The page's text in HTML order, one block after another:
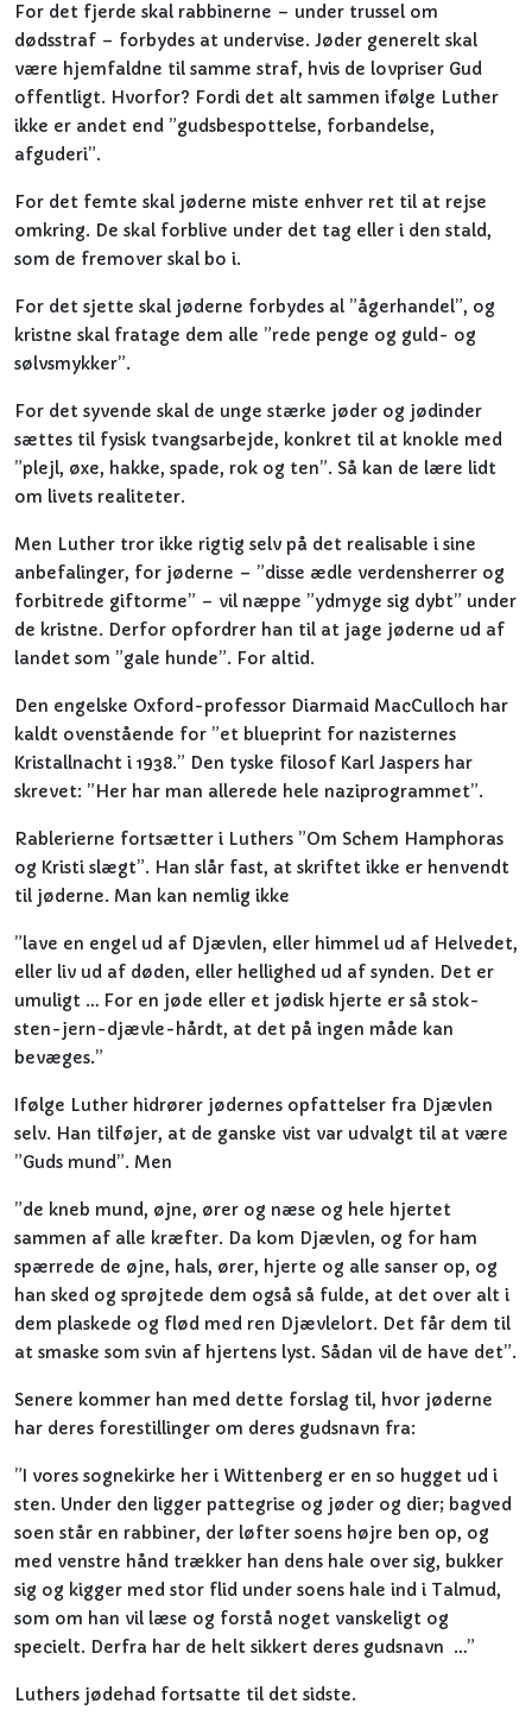
For det fjerde skal rabbinerne – under trussel om
dødsstraf – forbydes at undervise. Jøder generelt skal
være hjemfaldne til samme straf, hvis de lovpriser Gud
offentligt. Hvorfor? Fordi det alt sammen ifølge Luther
ikke er andet end ”gudsbespottelse, forbandelse,
afguderi”.
For det femte skal jøderne miste enhver ret til at rejse
omkring. De skal forblive under det tag eller i den stald,
som de fremover skal bo i.
For det sjette skal jøderne forbydes al ”ågerhandel”, og
kristne skal fratage dem alle ”rede penge og guld- og
sølvsmykker”.
For det syvende skal de unge stærke jøder og jødinder
sættes til fysisk tvangsarbejde, konkret til at knokle med
”plejl, øxe, hakke, spade, rok og ten”. Så kan de lære lidt
om livets realiteter.
Men Luther tror ikke rigtig selv på det realisable i sine
anbefalinger, for jøderne – ”disse ædle verdensherrer og
forbitrede giftorme” – vil næppe ”ydmyge sig dybt” under
de kristne. Derfor opfordrer han til at jage jøderne ud af
landet som ”gale hunde”. For altid.
Den engelske Oxford-professor Diarmaid MacCulloch har
kaldt ovenstående for ”et blueprint for nazisternes
Kristallnacht i 1938.” Den tyske filosof Karl Jaspers har
skrevet: ”Her har man allerede hele naziprogrammet”.
Rablerierne fortsætter i Luthers ”Om Schem Hamphoras
og Kristi slægt”. Han slår fast, at skriftet ikke er henvendt
til jøderne. Man kan nemlig ikke
”lave en engel ud af Djævlen, eller himmel ud af Helvedet,
eller liv ud af døden, eller hellighed ud af synden. Det er
umuligt … For en jøde eller et jødisk hjerte er så stok-
sten-jern-djævle-hårdt, at det på ingen måde kan
bevæges.”
Ifølge Luther hidrører jødernes opfattelser fra Djævlen
selv. Han tilføjer, at de ganske vist var udvalgt til at være
”Guds mund”. Men
”de kneb mund, øjne, ører og næse og hele hjertet
sammen af alle kræfter. Da kom Djævlen, og for ham
spærrede de øjne, hals, ører, hjerte og alle sanser op, og
han sked og sprøjtede dem også så fulde, at det over alt i
dem plaskede og flød med ren Djævlelort. Det får dem til
at smaske som svin af hjertens lyst. Sådan vil de have det”.
Senere kommer han med dette forslag til, hvor jøderne
har deres forestillinger om deres gudsnavn fra:
”I vores sognekirke her i Wittenberg er en so hugget ud i
sten. Under den ligger pattegrise og jøder og dier; bagved
soen står en rabbiner, der løfter soens højre ben op, og
med venstre hånd trækker han dens hale over sig, bukker
sig og kigger med stor flid under soens hale ind i Talmud,
som om han vil læse og forstå noget vanskeligt og
specielt. Derfra har de helt sikkert deres gudsnavn …”
Luthers jødehad fortsatte til det sidste.